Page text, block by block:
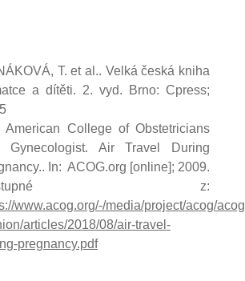
T. et al.. Velká česká kniha
a dítěti. 2. vyd. Brno: Cpress;
American College of Obstetricians
Gynecologist. Air Travel During
In: ACOG.org [online]; 2009.
z:
www.acog.org/-/media/project/acog/
articles/2018/08/air-travel-
pregnancy.pdf